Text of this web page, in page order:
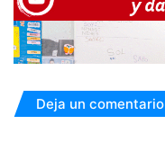
Deja un comentario